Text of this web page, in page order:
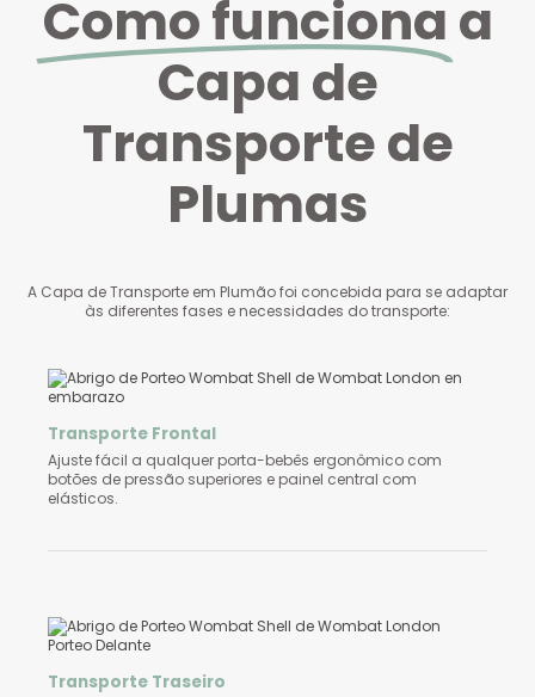
Como funcionaa
Capa de
Transporte de
às diferentes fases e necessidades do transporte:
Transporte Frontal